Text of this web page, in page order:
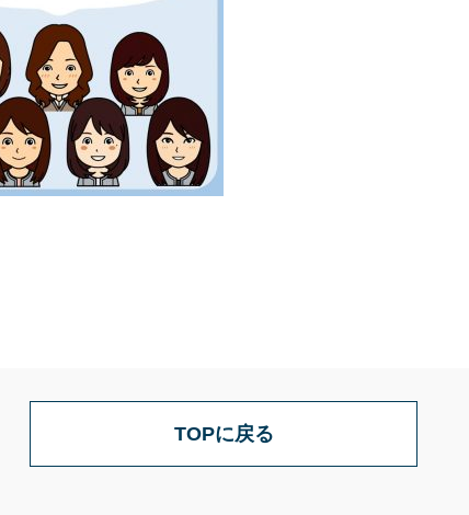
TOPに戻る